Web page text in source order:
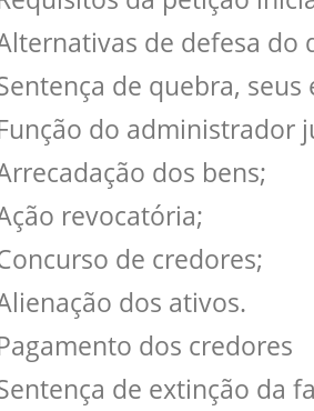
de defesa do
de quebra,
do administrador
dos bens;
revocatória;
de credores;
dos ativos.
dos credores
de extinção da